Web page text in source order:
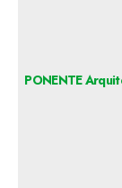
PONENTE